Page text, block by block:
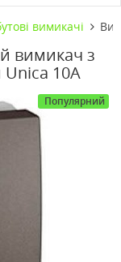
вимикачі
вимикач з
Unica 10А
Популярний